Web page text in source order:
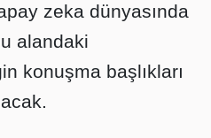
zeka dünyasında
alandaki
konuşma başlıkları